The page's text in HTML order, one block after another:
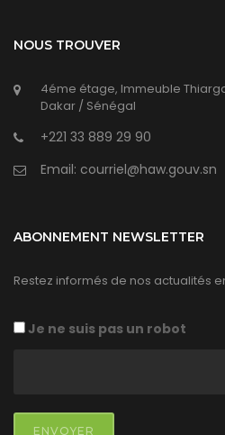
NOUS TROUVER
4éme étage, Immeuble
Dakar / Sénégal
+221 33 889 29 90
Email: courriel@haw.gouv.sn
ABONNEMENT NEWSLETTER
Restez informés de nos actualités
Je ne suis pas un robot